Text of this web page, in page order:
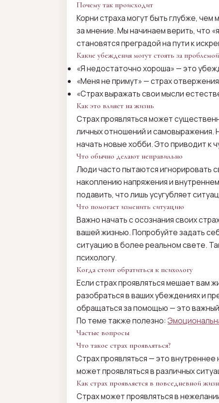
Почему так происходит
Корни страха могут быть глубже,
за мнение. Мы начинаем верить, что
становятся преградой на пути к
Какие убеждения могут стоять за проблемой
«Я недостаточно хороша» — это
«Меня не примут» — страх
«Страх выражать свои мысли
Как это влияет на жизнь
Страх проявляться может
личных отношений и самовыражения.
начать новые хобби. Это приводит к
Что обычно делают неправильно
Люди часто пытаются игнорировать
накоплению напряжения и
подавить, что лишь усугубляет
Что помогает изменить ситуацию
Важно начать с осознания своих
вашей жизнью. Попробуйте задать
ситуацию в более реальном свете.
психологу.
Когда стоит обратиться к психологу
Если страх проявляться мешает вам
разобраться в ваших убеждениях и
обращаться за помощью — это
По теме также полезно:
Частые вопросы
Что такое страх проявляться?
Страх проявляться — это
может проявляться в различных
Как страх проявляется в повседневной
Страх может проявляться в